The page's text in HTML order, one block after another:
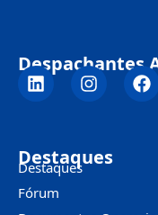
Despachantes
Destaques
Destaques
Fórum